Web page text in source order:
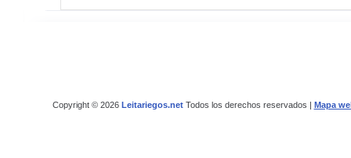
Copyright © 2026 Leitariegos.netTodos los derechos reservados | Mapa